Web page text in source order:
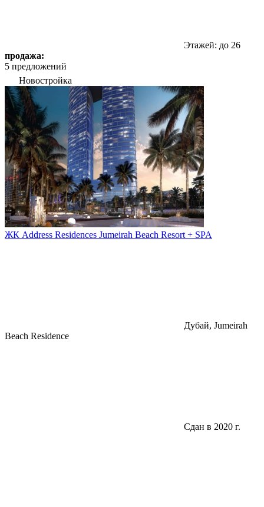
Этажей: до 26
продажа:
5 предложений
Новостройка
ЖК Address Residences Jumeirah Beach Resort + SPA
Дубай, Jumeirah
Beach Residence
Сдан в 2020 г.